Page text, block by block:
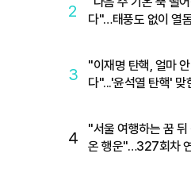
2
다"…태풍도 없이 열
3
"이재명 탄핵, 얼마
다"...'윤석열 탄핵' 맞
4
"서울 여행하는 꿈 뒤
온 행운"…327회차